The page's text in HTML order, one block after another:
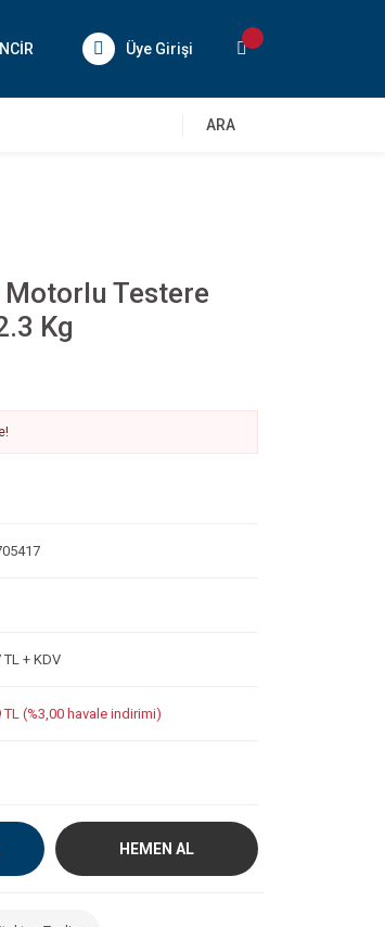
Üye Girişi
ARA
Testere
Kg
TL + KDV
TL (%3,00 havale indirimi)
HEMEN AL